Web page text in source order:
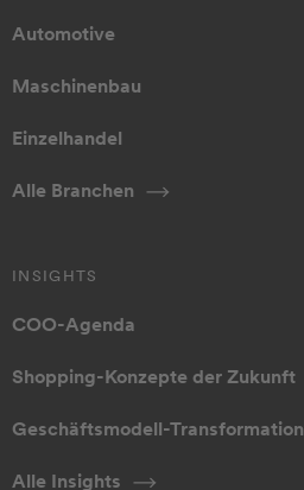
Automotive
Maschinenbau
Einzelhandel
Alle Branchen
INSIGHTS
COO-Agenda
Shopping-Konzepte der Zukunft
Geschäftsmodell-Transformation
Alle Insights